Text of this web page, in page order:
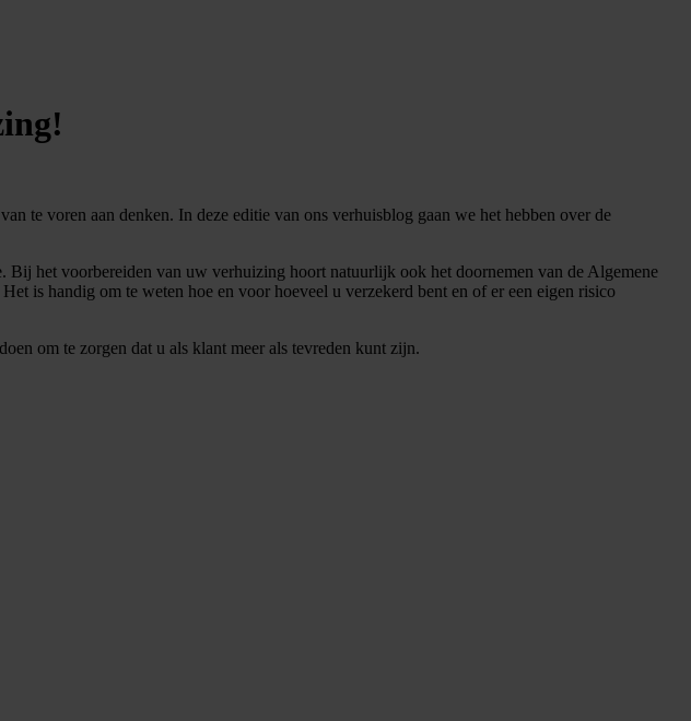
te voren aan denken. In deze editie van ons verhuisblog gaan we het hebben over de
Bij het voorbereiden van uw verhuizing hoort natuurlijk ook het doornemen van de Algemene
is handig om te weten hoe en voor hoeveel u verzekerd bent en of er een eigen risico
om te zorgen dat u als klant meer als tevreden kunt zijn.